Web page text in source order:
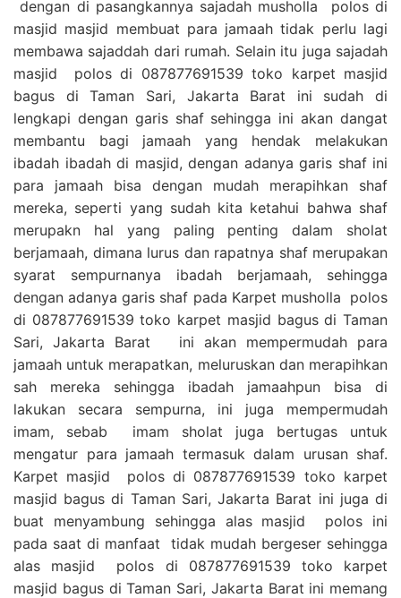
dengan di pasangkannya sajadah musholla polos di
masjid masjid membuat para jamaah tidak perlu lagi
membawa sajaddah dari rumah. Selain itu juga sajadah
masjid polos di 087877691539 toko karpet masjid
bagus di Taman Sari, Jakarta Barat ini sudah di
lengkapi dengan garis shaf sehingga ini akan dangat
membantu bagi jamaah yang hendak melakukan
ibadah ibadah di masjid, dengan adanya garis shaf ini
para jamaah bisa dengan mudah merapihkan shaf
mereka, seperti yang sudah kita ketahui bahwa shaf
merupakn hal yang paling penting dalam sholat
berjamaah, dimana lurus dan rapatnya shaf merupakan
syarat sempurnanya ibadah berjamaah, sehingga
dengan adanya garis shaf pada Karpet musholla polos
di 087877691539 toko karpet masjid bagus di Taman
Sari, Jakarta Barat ini akan mempermudah para
jamaah untuk merapatkan, meluruskan dan merapihkan
sah mereka sehingga ibadah jamaahpun bisa di
lakukan secara sempurna, ini juga mempermudah
imam, sebab imam sholat juga bertugas untuk
mengatur para jamaah termasuk dalam urusan shaf.
Karpet masjid polos di 087877691539 toko karpet
masjid bagus di Taman Sari, Jakarta Barat ini juga di
buat menyambung sehingga alas masjid polos ini
pada saat di manfaat tidak mudah bergeser sehingga
alas masjid polos di 087877691539 toko karpet
masjid bagus di Taman Sari, Jakarta Barat ini memang